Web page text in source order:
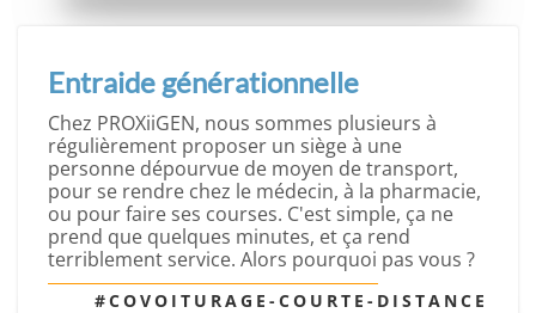
Entraide générationnelle
Chez PROXiiGEN, nous sommes plusieurs à
régulièrement proposer un siège à une
personne dépourvue de moyen de transport,
pour se rendre chez le médecin, à la pharmacie,
ou pour faire ses courses. C'est simple, ça ne
prend que quelques minutes, et ça rend
terriblement service. Alors pourquoi pas vous ?
#COVOITURAGE-COURTE-DISTANCE